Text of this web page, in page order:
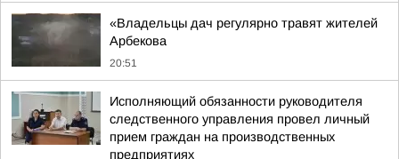
«Владельцы дач регулярно травят жителей
Арбекова
20:51
Исполняющий обязанности руководителя
следственного управления провел личный
прием граждан на производственных
предприятиях